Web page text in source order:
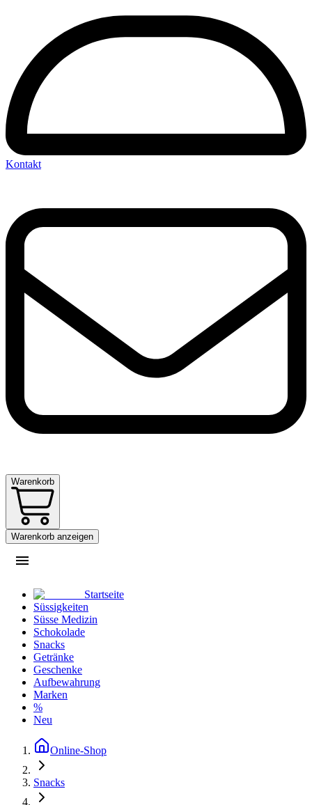
Kontakt
Warenkorb
Warenkorb anzeigen
Startseite
Süssigkeiten
Süsse Medizin
Schokolade
Snacks
Getränke
Geschenke
Aufbewahrung
Marken
%
Neu
Online-Shop
Snacks